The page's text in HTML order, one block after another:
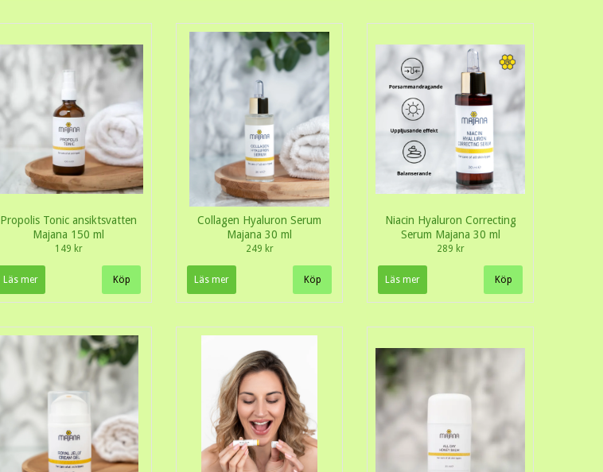
Propolis Tonic ansiktsvatten
Majana 150 ml
149 kr
Läs mer
Collagen Hyaluron Serum
Majana 30 ml
249 kr
Läs mer
Niacin Hyaluron Correcting
Serum Majana 30 ml
289 kr
Läs mer